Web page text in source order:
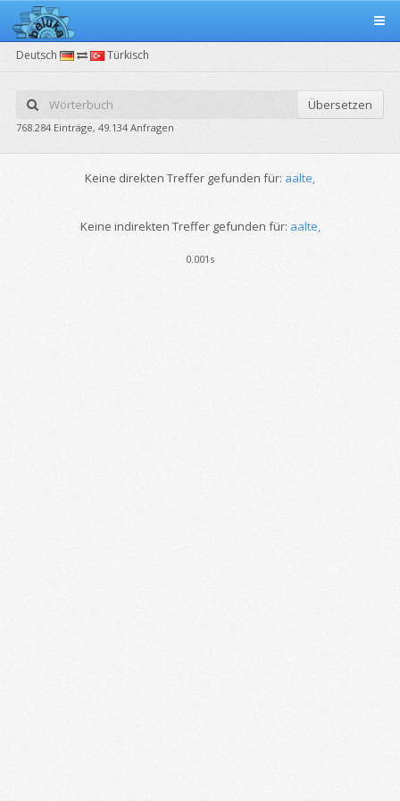
Deutsch Türkisch
Übersetzen
768.284 Einträge, 49.134 Anfragen
Keine direkten Treffer gefunden für: aalte,
Keine indirekten Treffer gefunden für: aalte,
0.001s